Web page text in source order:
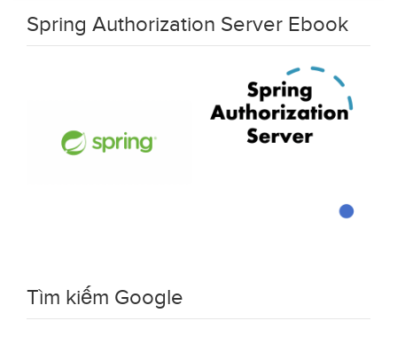
Spring Authorization Server Ebook
Tìm kiếm Google